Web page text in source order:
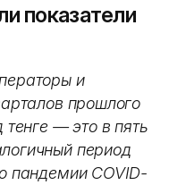
показатели
и
прошлого
тенге — это в пять
период
пандемии COVID-